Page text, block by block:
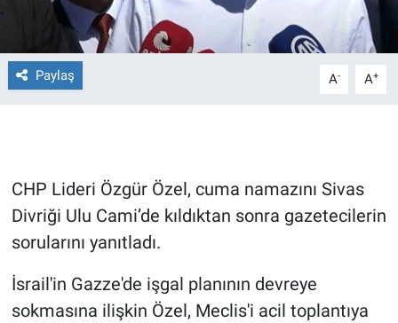
Paylaş A- A+
CHP Lideri Özgür Özel, cuma namazını Sivas
Divriği Ulu Cami’de kıldıktan sonra gazetecilerin
sorularını yanıtladı.
İsrail'in Gazze'de işgal planının devreye
sokmasına ilişkin Özel, Meclis'i acil toplantıya
Gerçeğin İzinde
Gün Başlıyor
Gündem Özel
Günün görüntüsü
Haber